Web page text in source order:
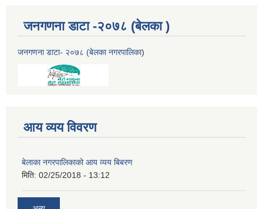
जनगणना डाटा -२०७८ (बेलका )
जनगणना डाटा- २०७८ (बेलका नगरपालिका)
आय व्यय विवरण
बेलाका नगरपालिकाको आय व्यय बिबरण
मिति: 02/25/2018 - 13:12